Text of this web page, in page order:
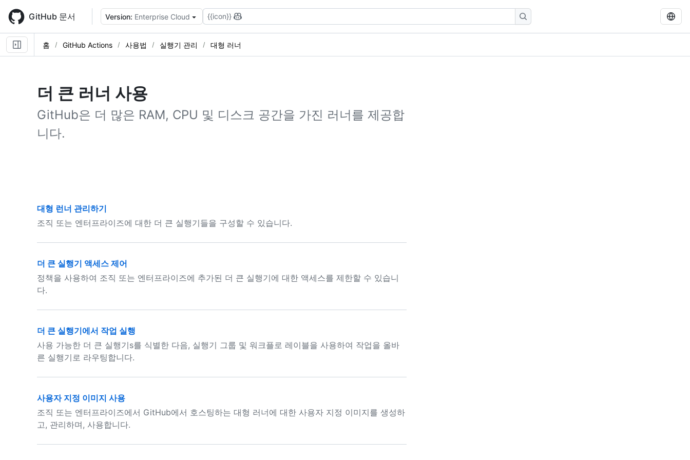
main
content
GitHub 문서 Version: Enterprise Cloud {{icon}}
홈 GitHub Actions 사용법 실행기 관리 대형 러너
더 큰 러너 사용
GitHub은 더 많은 RAM, CPU 및 디스크 공간을 가진 러너를 제공합
니다.
대형 런너 관리하기
조직 또는 엔터프라이즈에 대한 더 큰 실행기들을 구성할 수 있습니다.
더 큰 실행기 액세스 제어
정책을 사용하여 조직 또는 엔터프라이즈에 추가된 더 큰 실행기에 대한 액세스를 제한할 수 있습니
다.
더 큰 실행기에서 작업 실행
사용 가능한 더 큰 실행기s를 식별한 다음, 실행기 그룹 및 워크플로 레이블을 사용하여 작업을 올바
른 실행기로 라우팅합니다.
사용자 지정 이미지 사용
조직 또는 엔터프라이즈에서 GitHub에서 호스팅하는 대형 러너에 대한 사용자 지정 이미지를 생성하
고, 관리하며, 사용합니다.